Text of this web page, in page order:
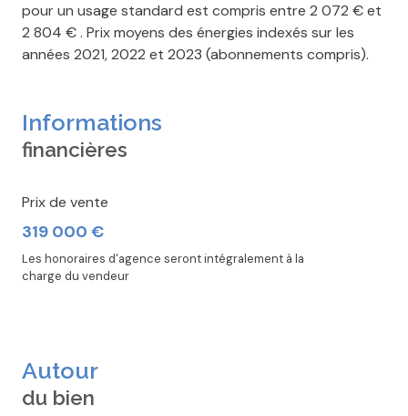
pour un usage standard est compris entre 2 072 € et
2 804 € . Prix moyens des énergies indexés sur les
années 2021, 2022 et 2023 (abonnements compris).
Informations
financières
Prix de vente
319 000 €
Les honoraires d'agence seront intégralement à la
charge du vendeur
Autour
du bien